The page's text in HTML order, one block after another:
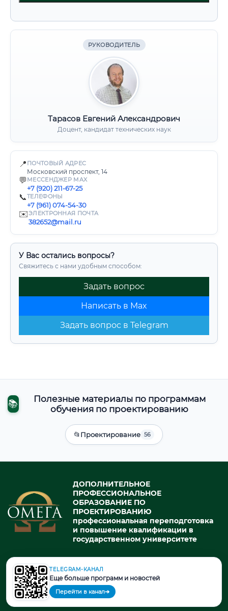
РУКОВОДИТЕЛЬ
Тарасов Евгений Александрович
Доцент, кандидат технических наук
📍 ПОЧТОВЫЙ АДРЕС
Московский проспект, 14
💬 МЕССЕНДЖЕР MAX
+7 (920) 211-67-25
📞ТЕЛЕФОНЫ
+7 (961) 074-54-30
✉️ЭЛЕКТРОННАЯ ПОЧТА
382652@mail.ru
У Вас остались вопросы?
Свяжитесь с нами удобным способом:
Задать вопрос
Написать в Max
Задать вопрос в Telegram
📚
Полезные материалы по программам
обучения по проектированию
📂Проектирование 56
ДОПОЛНИТЕЛЬНОЕ
ПРОФЕССИОНАЛЬНОЕ
ОБРАЗОВАНИЕ ПО
ПРОЕКТИРОВАНИЮ
профессиональная переподготовка
и повышение квалификации в
государственном университете
© 2026. При использовании материалов портала активная ссылка
на источник обязательна.
TELEGRAM-КАНАЛ
Еще больше программ и новостей
Перейти в канал➔